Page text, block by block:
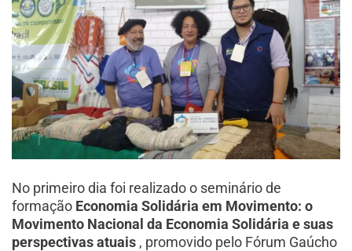
No primeiro dia foi realizado o seminário de
formação Economia Solidária em Movimento: o
Movimento Nacional da Economia Solidária e suas
perspectivas atuais , promovido pelo Fórum Gaúcho